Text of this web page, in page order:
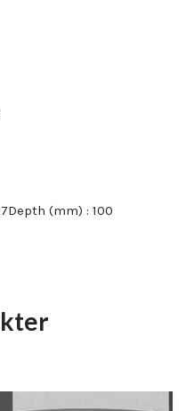
(mm) : 100